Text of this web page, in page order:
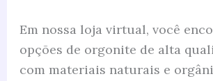
Em nossa loja virtual, você
opções de orgonite de alta
com materiais naturais e